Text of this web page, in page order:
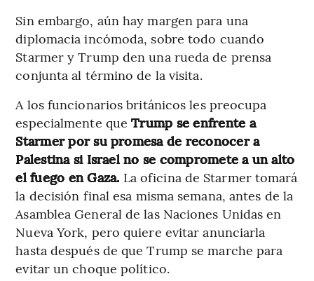
Sin embargo, aún hay margen para una
diplomacia incómoda, sobre todo cuando
Starmer y Trump den una rueda de prensa
conjunta al término de la visita.
A los funcionarios británicos les preocupa
especialmente queTrump se enfrente a
Starmer por su promesa de reconocer a
Palestina si Israel no se compromete a un alto
el fuego en Gaza. La oficina de Starmer tomará
la decisión final esa misma semana, antes de la
Asamblea General de las Naciones Unidas en
Nueva York, pero quiere evitar anunciarla
hasta después de que Trump se marche para
evitar un choque político.